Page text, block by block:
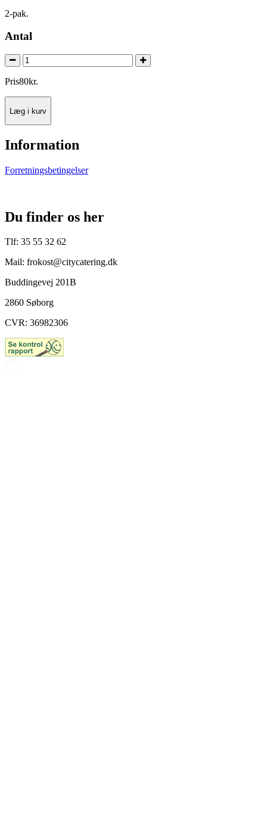
2-pak.
Antal
Pris80kr.
Læg i kurv
Information
Forretningsbetingelser
Du finder os her
Tlf: 35 55 32 62
Mail: frokost@citycatering.dk
Buddingevej 201B
2860 Søborg
CVR: 36982306